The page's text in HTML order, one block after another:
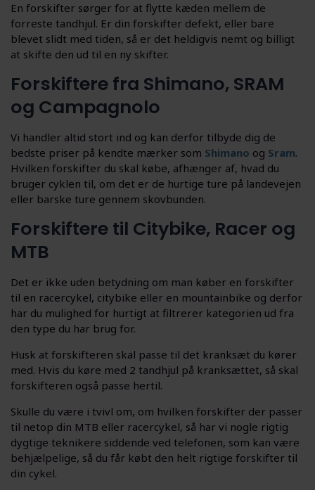
En forskifter sørger for at flytte kæden mellem de
forreste tandhjul. Er din forskifter defekt, eller bare
blevet slidt med tiden, så er det heldigvis nemt og billigt
at skifte den ud til en ny skifter.
Forskiftere fra Shimano, SRAM
og Campagnolo
Vi handler altid stort ind og kan derfor tilbyde dig de
bedste priser på kendte mærker som Shimano og Sram.
Hvilken forskifter du skal købe, afhænger af, hvad du
bruger cyklen til, om det er de hurtige ture på landevejen
eller barske ture gennem skovbunden.
Forskiftere til Citybike, Racer og
MTB
Det er ikke uden betydning om man køber en forskifter
til en racercykel, citybike eller en mountainbike og derfor
har du mulighed for hurtigt at filtrerer kategorien ud fra
den type du har brug for.
Husk at forskifteren skal passe til det kranksæt du kører
med. Hvis du køre med 2 tandhjul på kranksættet, så skal
forskifteren også passe hertil.
Skulle du være i tvivl om, om hvilken forskifter der passer
til netop din MTB eller racercykel, så har vi nogle rigtig
dygtige teknikere siddende ved telefonen, som kan være
behjælpelige, så du får købt den helt rigtige forskifter til
din cykel.